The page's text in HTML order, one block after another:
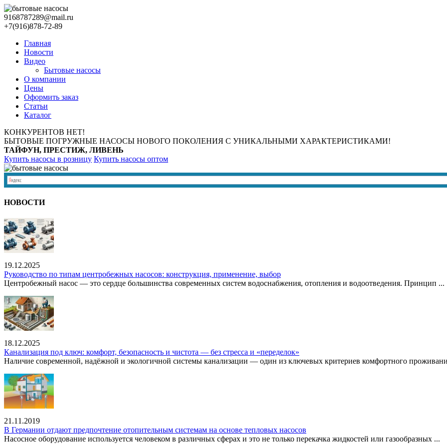
9168787289@mail.ru
+7(916)878-72-89
Главная
Новости
Видео
Бытовые насосы
О компании
Цены
Оформить заказ
Статьи
Каталог
КОНКУРЕНТОВ НЕТ!
БЫТОВЫЕ ПОГРУЖНЫЕ НАСОСЫ НОВОГО ПОКОЛЕНИЯ С УНИКАЛЬНЫМИ ХАРАКТЕРИСТИКАМИ!
ТАЙФУН, ПРЕСТИЖ, ЛИВЕНЬ
Купить насосы в розницу Купить насосы оптом
НОВОСТИ
19.12.2025
Руководство по типам центробежных насосов: конструкция, применение, выбор
Центробежный насос — это сердце большинства современных систем водоснабжения, отопления и водоотведения. Принцип ...
18.12.2025
Канализация под ключ: комфорт, безопасность и чистота — без стресса и «переделок»
Наличие современной, надёжной и экологичной системы канализации — один из ключевых критериев комфортного
21.11.2019
В Германии отдают предпочтение отопительным системам на основе тепловых насосов
Насосное оборудование используется человеком в различных сферах и это не только перекачка жидкостей или газообразных ...